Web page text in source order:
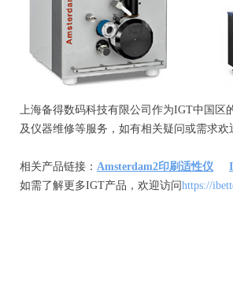
上海备得数码科技有限公司作为IGT中国区
及仪器维修等服务，如有相关疑问或需求欢
相关产品链接： Amsterdam2印刷适性仪
如需了解更多IGT产品，欢迎访问https://